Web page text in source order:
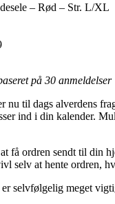
– Rød – Str. L/XL
på 30 anmeldelser
nu til dags alverdens
ind i din kalender.
få ordren sendt til din
selv at hente ordren,
selvfølgelig meget